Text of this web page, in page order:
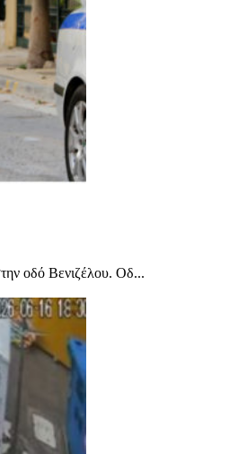
οδό Βενιζέλου. Οδ...